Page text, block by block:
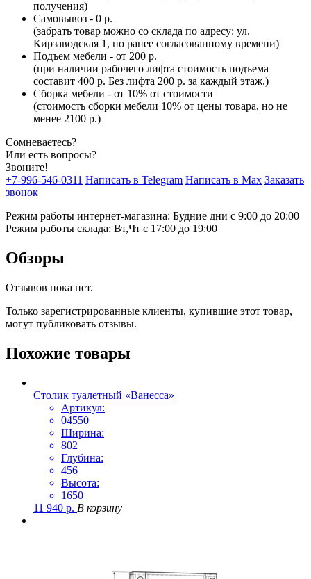
получения)
Самовывоз - 0 р.
(забрать товар можно со склада по адресу: ул.
Кирзаводская 1, по ранее согласованному времени)
Подъем мебели - от 200 р.
(при наличии рабочего лифта стоимость подъема
составит 400 р. Без лифта 200 р. за каждый этаж.)
Сборка мебели - от 10% от стоимости
(стоимость сборки мебели 10% от цены товара, но не
менее 2100 р.)
Сомневаетесь?
Или есть вопросы?
Звоните!
+7-996-546-0311 Написать в Telegram Написать в Max Заказать
звонок
Режим работы интернет-магазина: Будние дни с 9:00 до 20:00
Режим работы склада: Вт,Чт с 17:00 до 19:00
Обзоры
Отзывов пока нет.
Только зарегистрированные клиенты, купившие этот товар,
могут публиковать отзывы.
Похожие товары
Столик туалетный «Ванесса»
Артикул:
04550
Ширина:
802
Глубина:
456
Высота:
1650
11 940 р. В корзину